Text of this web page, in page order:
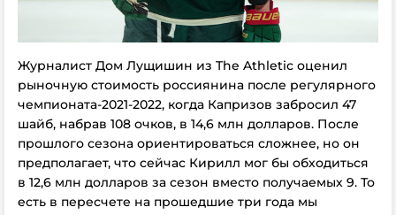
Журналист Дом Лущишин из The Athletic оценил
рыночную стоимость россиянина после регулярного
чемпионата-2021-2022, когда Капризов забросил 47
шайб, набрав 108 очков, в 14,6 млн долларов. После
прошлого сезона ориентироваться сложнее, но он
предполагает, что сейчас Кирилл мог бы обходиться
в 12,6 млн долларов за сезон вместо получаемых 9. То
есть в пересчете на прошедшие три года мы